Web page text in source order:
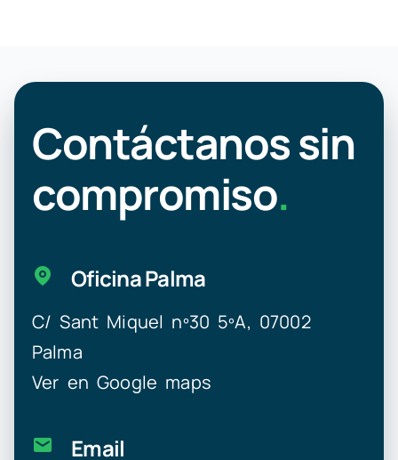
Contáctanos sin
compromiso.
Oficina Palma
C/ Sant Miquel nº30 5ºA, 07002
Palma
Ver en Google maps
Email